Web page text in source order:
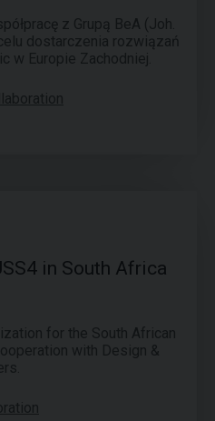
z Grupą BeA (Joh.
dostarczenia rozwiązań
w Europie Zachodniej.
in South Africa
for the South African
with Design &